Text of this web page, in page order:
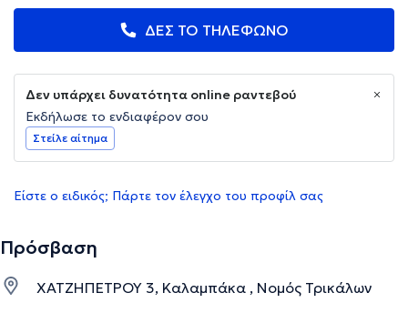
ΔΕΣ ΤΟ ΤΗΛΕΦΩΝΟ
Δεν υπάρχει δυνατότητα online ραντεβού
Εκδήλωσε το ενδιαφέρον σου
Στείλε αίτημα
Είστε ο ειδικός; Πάρτε τον έλεγχο του προφίλ σας
Πρόσβαση
ΧΑΤΖΗΠΕΤΡΟΥ 3, Καλαμπάκα , Νομός Τρικάλων